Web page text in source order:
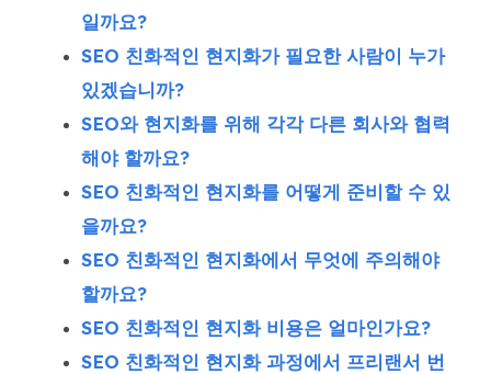
일까요?
SEO 친화적인 현지화가 필요한 사람이 누가
있겠습니까?
SEO와 현지화를 위해 각각 다른 회사와 협력
해야 할까요?
SEO 친화적인 현지화를 어떻게 준비할 수 있
을까요?
SEO 친화적인 현지화에서 무엇에 주의해야
할까요?
SEO 친화적인 현지화 비용은 얼마인가요?
SEO 친화적인 현지화 과정에서 프리랜서 번